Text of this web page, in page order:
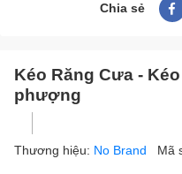
Chia sẻ
Kéo Răng Cưa -
phượng
Thương hiệu: No Brand Mã